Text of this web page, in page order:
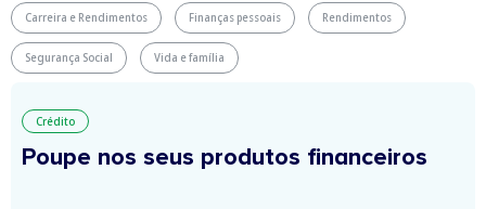
Carreira e Rendimentos Finanças pessoais Rendimentos
Segurança Social Vida e família
Crédito
Poupe nos seus produtos financeiros